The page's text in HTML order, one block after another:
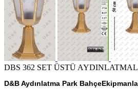
DBS 362 SET ÜSTÜ
D&B Aydınlatma Park